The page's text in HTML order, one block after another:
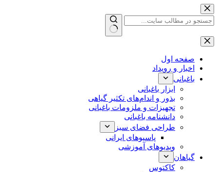
پرش
به
محتوا
بدون
صفحه اول
اخبار و رویداد
باغبانی
ابزار باغبانی
بذور و اندام‌های تکثیر گیاهی
تجهیزات و ملزومات باغبانی
دانشنامه باغبانی
طراحی فضای سبز
پاسیوهای ایرانی
ویدیوهای آموزشی
گیاهان
کاکتوس